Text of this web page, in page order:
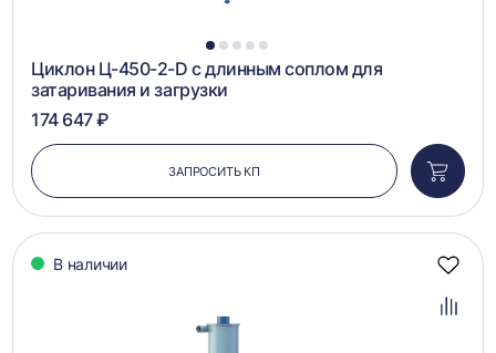
1 2 3 4 5
Циклон Ц-450-2-D с длинным соплом для
затаривания и загрузки
174 647 ₽
ЗАПРОСИТЬ КП
в
В наличии